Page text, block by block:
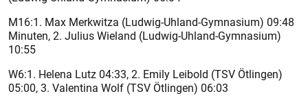
M16:1. Max Merkwitza (Ludwig-Uhland-Gymnasium) 09:48
Minuten, 2. Julius Wieland (Ludwig-Uhland-Gymnasium)
10:55
W6:1. Helena Lutz 04:33, 2. Emily Leibold (TSV Ötlingen)
05:00, 3. Valentina Wolf (TSV Ötlingen) 06:03